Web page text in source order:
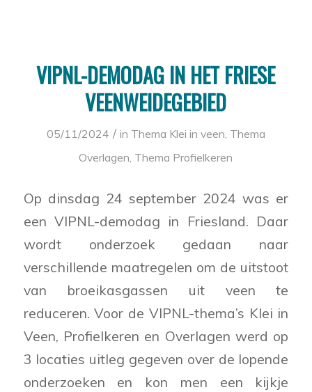
VIPNL-DEMODAG IN HET FRIESE
VEENWEIDEGEBIED
05/11/2024 / in Thema Klei in veen, Thema
Overlagen, Thema Profielkeren
Op dinsdag 24 september 2024 was er
een VIPNL-demodag in Friesland. Daar
wordt onderzoek gedaan naar
verschillende maatregelen om de uitstoot
van broeikasgassen uit veen te
reduceren. Voor de VIPNL-thema’s Klei in
Veen, Profielkeren en Overlagen werd op
3 locaties uitleg gegeven over de lopende
onderzoeken en kon men een kijkje